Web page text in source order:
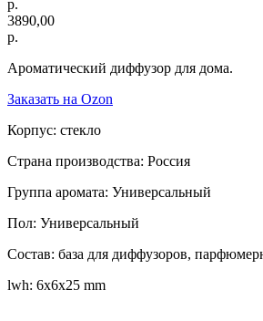
р.
3890,00
р.
Ароматический диффузор для дома.
Заказать на Ozon
Корпус: стекло
Страна производства: Россия
Группа аромата: Универсальный
Пол: Универсальный
Состав: база для диффузоров,
lwh: 6x6x25 mm